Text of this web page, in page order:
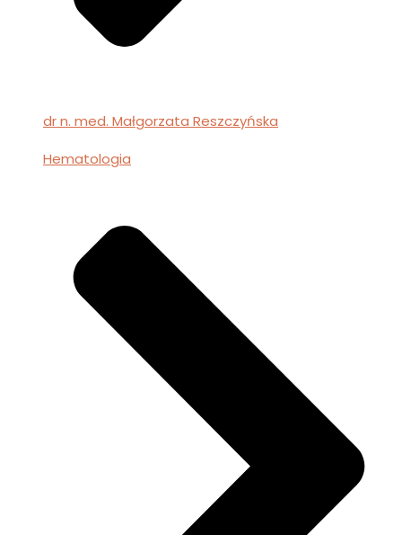
dr n. med. Małgorzata Reszczyńska
Hematologia